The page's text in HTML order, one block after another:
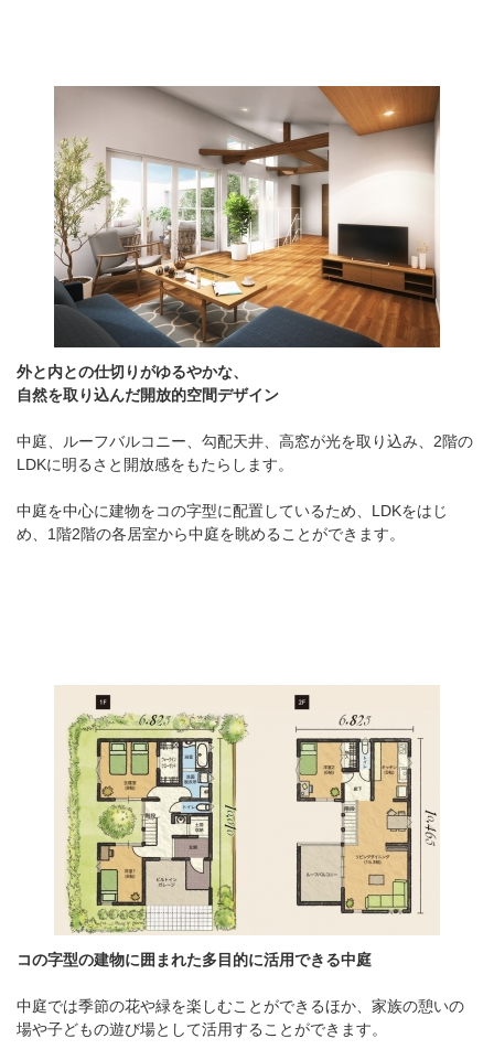
外と内との仕切りがゆるやかな、
自然を取り込んだ開放的空間デザイン
中庭、ルーフバルコニー、勾配天井、高窓が光を取り込み、2階の
LDKに明るさと開放感をもたらします。
中庭を中心に建物をコの字型に配置しているため、LDKをはじ
め、1階2階の各居室から中庭を眺めることができます。
コの字型の建物に囲まれた多目的に活用できる中庭
中庭では季節の花や緑を楽しむことができるほか、家族の憩いの
場や子どもの遊び場として活用することができます。